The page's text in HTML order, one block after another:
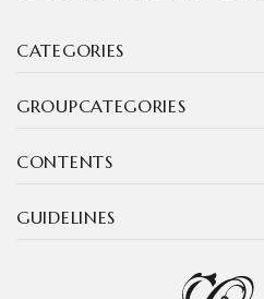
CATEGORIES
GROUPCATEGORIES
CONTENTS
GUIDELINES